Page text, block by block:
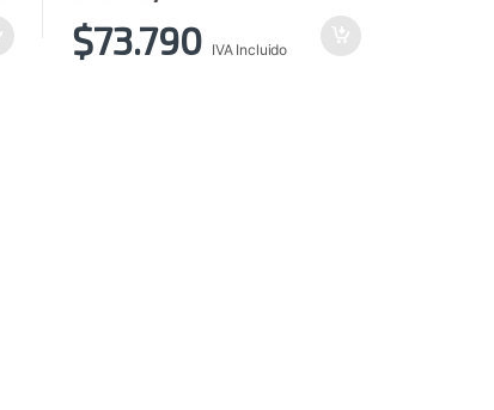
$73.790 IVA Incluido